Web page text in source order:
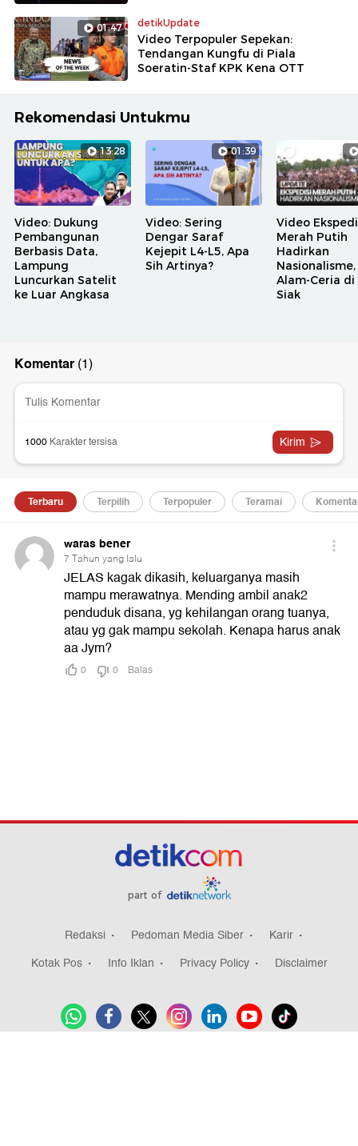
01:47 detikUpdate
Video Terpopuler Sepekan:
Tendangan Kungfu di Piala
Soeratin-Staf KPK Kena OTT
Rekomendasi Untukmu
13:28
Video: Dukung
Pembangunan
Berbasis Data,
Lampung
Luncurkan Satelit
ke Luar Angkasa
01:39
Video: Sering
Dengar Saraf
Kejepit L4-L5, Apa
Sih Artinya?
Video
Merah Putih
Hadirkan
Alam-Ceria di
Siak
part of
Redaksi Pedoman Media Siber
Karir
Kotak Pos
Info Iklan Privacy Policy Disclaimer